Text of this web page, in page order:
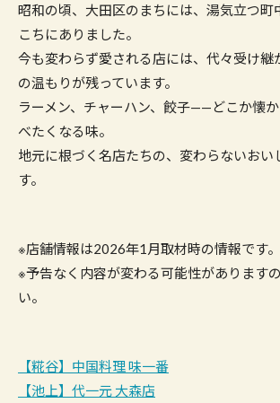
昭和の頃、大田区のまちには、湯気立つ町
こちにありました。
今も変わらず愛される店には、代々受け継
の温もりが残っています。
ラーメン、チャーハン、餃子——どこか懐
べたくなる味。
地元に根づく名店たちの、変わらないおい
す。
※店舗情報は2026年1月取材時の情報です。
※予告なく内容が変わる可能性があります
い。
【糀谷】中国料理 味一番
【池上】代一元 大森店